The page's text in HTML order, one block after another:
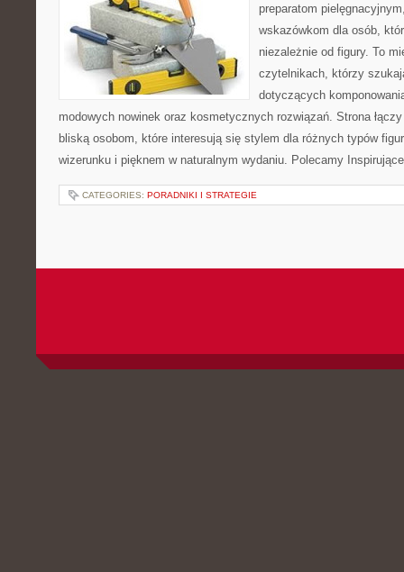
preparatom
wskazówkom dla osób,
niezależnie od figury. To
czytelnikach, którzy
dotyczących
modowych nowinek oraz kosmetycznych rozwiązań. Strona
bliską osobom, które interesują się stylem dla różnych typów
wizerunku i pięknem w naturalnym wydaniu. Polecamy
CATEGORIES: PORADNIKI I STRATEGIE